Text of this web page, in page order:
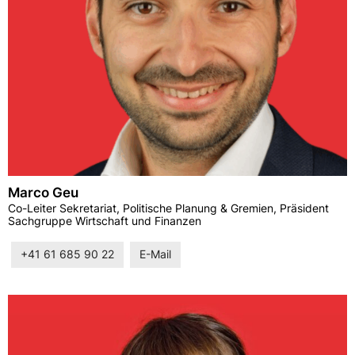
Marco Geu
Co-Leiter Sekretariat, Politische Planung & Gremien, Präsident
Sachgruppe Wirtschaft und Finanzen
+41 61 685 90 22 E-Mail